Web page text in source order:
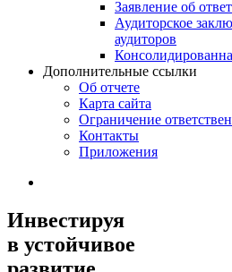
Заявление об
Аудиторское
аудиторов
Дополнительные ссылки
Об отчете
Карта сайта
Ограничение
Контакты
Приложения
Инвестируя
в устойчивое